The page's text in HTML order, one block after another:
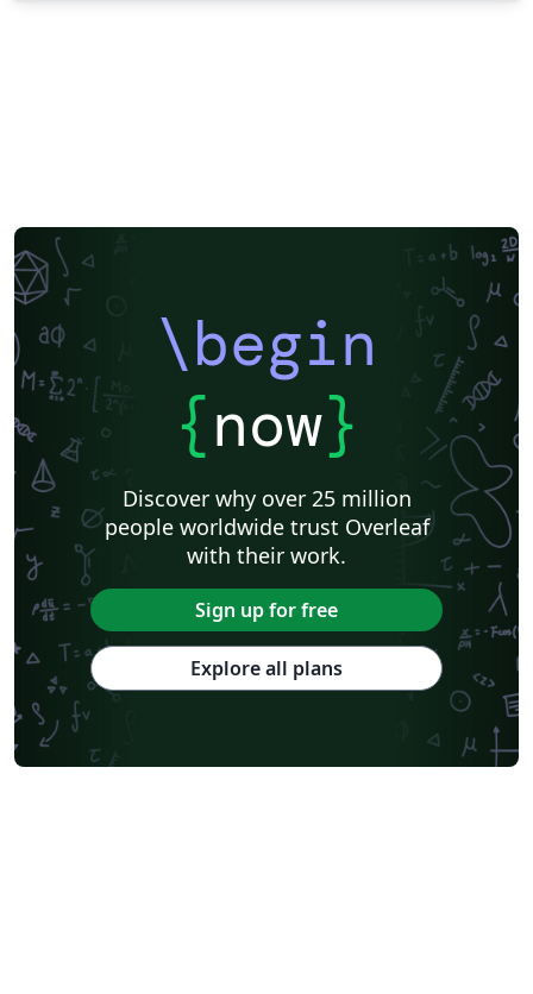
\begin
{now}
Discover why over 25 million
people worldwide trust Overleaf
with their work.
Sign up for free
Explore all plans